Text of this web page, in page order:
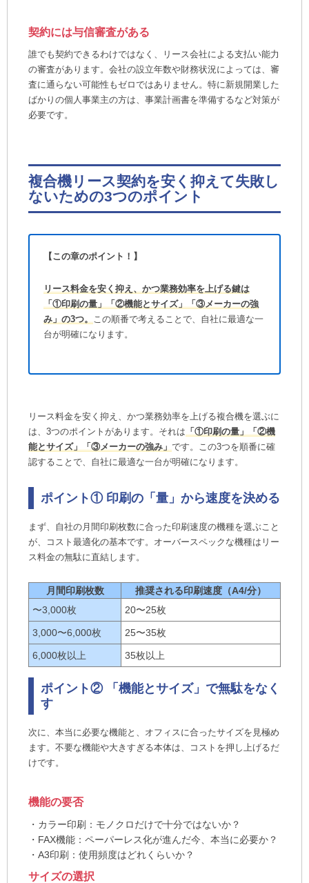
契約には与信審査がある
誰でも契約できるわけではなく、リース会社による支払い能力
の審査があります。会社の設立年数や財務状況によっては、審
査に通らない可能性もゼロではありません。特に新規開業した
ばかりの個人事業主の方は、事業計画書を準備するなど対策が
必要です。
複合機リース契約を安く抑えて失敗し
ないための3つのポイント
【この章のポイント！】
リース料金を安く抑え、かつ業務効率を上げる鍵は
「①印刷の量」「②機能とサイズ」「③メーカーの強
み」の3つ。 この順番で考えることで、自社に最適な一
台が明確になります。
リース料金を安く抑え、かつ業務効率を上げる複合機を選ぶに
は、3つのポイントがあります。それは 「①印刷の量」「②機
能とサイズ」「③メーカーの強み」 です。この3つを順番に確
認することで、自社に最適な一台が明確になります。
ポイント① 印刷の「量」から速度を決める
まず、自社の月間印刷枚数に合った印刷速度の機種を選ぶこと
が、コスト最適化の基本です。オーバースペックな機種はリー
ス料金の無駄に直結します。
月間印刷枚数
推奨される印刷速度（A4/分）
〜3,000枚
20〜25枚
3,000〜6,000枚 25〜35枚
6,000枚以上 35枚以上
ポイント② 「機能とサイズ」で無駄をなく
す
次に、本当に必要な機能と、オフィスに合ったサイズを見極め
ます。不要な機能や大きすぎる本体は、コストを押し上げるだ
けです。
機能の要否
・カラー印刷：モノクロだけで十分ではないか？
・FAX機能：ペーパーレス化が進んだ今、本当に必要か？
・A3印刷：使用頻度はどれくらいか？
サイズの選択